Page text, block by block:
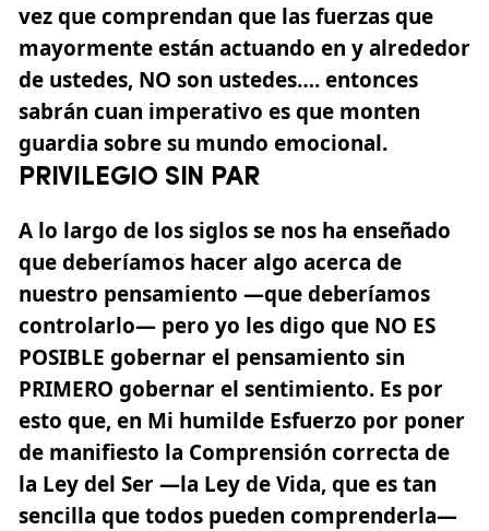
vez que comprendan que las fuerzas que
mayormente están actuando en y alrededor
de ustedes, NO son ustedes…. entonces
sabrán cuan imperativo es que monten
guardia sobre su mundo emocional.
PRIVILEGIO SIN PAR
A lo largo de los siglos se nos ha enseñado
que deberíamos hacer algo acerca de
nuestro pensamiento —que deberíamos
controlarlo— pero yo les digo que NO ES
POSIBLE gobernar el pensamiento sin
PRIMERO gobernar el sentimiento. Es por
esto que, en Mi humilde Esfuerzo por poner
de manifiesto la Comprensión correcta de
la Ley del Ser —la Ley de Vida, que es tan
sencilla que todos pueden comprenderla—